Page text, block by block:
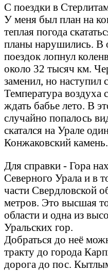
С поездки в
У меня был план на
теплая погода
планы нарушились. В
поездок лопнул
около 32 тысяч км.
заменил, но
Температура воздуха
ждать бабье лето. В
случайно попалось
скатался на Урале
Конжаковский камень.
Для справки - Гора
Северного Урала и в
части Свердловской
метров. Это высшая
области и одна из
Уральских гор.
Добраться до неё
тракту до города
дорога до пос.